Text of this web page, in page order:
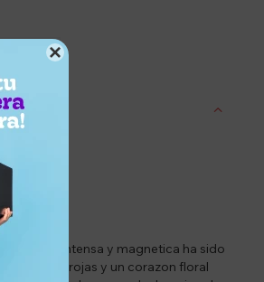

intensa y magnetica ha sido
frutales rojas y un corazon floral